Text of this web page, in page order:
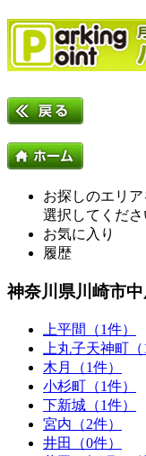
お探しのエリア
選択してくださ
お気に入り
履歴
神奈川県川崎市
上平間（1件）
上丸子天神町（
木月（1件）
小杉町（1件）
下新城（1件）
宮内（2件）
井田（0件）